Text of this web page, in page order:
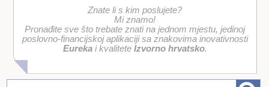
Znate li s kim poslujete?
Mi znamo!
Pronađite sve što trebate znati na jednom mjestu, jedinoj
poslovno-financijskoj aplikaciji sa znakovima inovativnosti
Eurekai kvalitete Izvorno hrvatsko.